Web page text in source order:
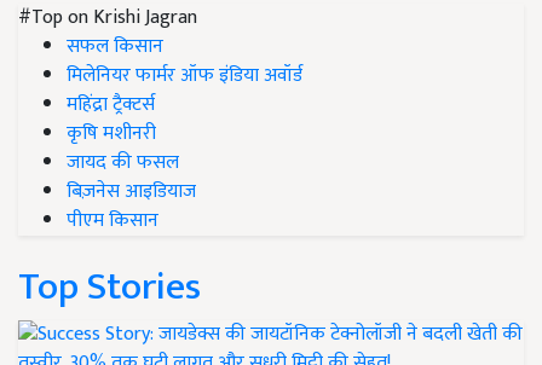
#Top on Krishi Jagran
सफल किसान
मिलेनियर फार्मर ऑफ इंडिया अवॉर्ड
महिंद्रा ट्रैक्टर्स
कृषि मशीनरी
जायद की फसल
बिज़नेस आइडियाज
पीएम किसान
Top Stories